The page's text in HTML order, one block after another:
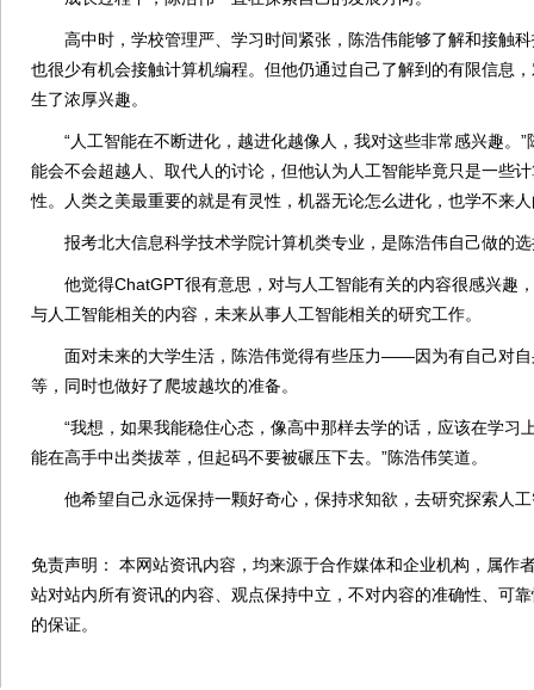
高中时，学校管理严、学习时间紧张，陈浩伟能够了解和接触科
也很少有机会接触计算机编程。但他仍通过自己了解到的有限信息
生了浓厚兴趣。
“人工智能在不断进化，越进化越像人，我对这些非常感兴趣。”
能会不会超越人、取代人的讨论，但他认为人工智能毕竟只是一些
性。人类之美最重要的就是有灵性，机器无论怎么进化，也学不来
报考北大信息科学技术学院计算机类专业，是陈浩伟自己做的选
他觉得ChatGPT很有意思，对与人工智能有关的内容很感兴趣
与人工智能相关的内容，未来从事人工智能相关的研究工作。
面对未来的大学生活，陈浩伟觉得有些压力——因为有自己对自
等，同时也做好了爬坡越坎的准备。
“我想，如果我能稳住心态，像高中那样去学的话，应该在学习
能在高手中出类拔萃，但起码不要被碾压下去。”陈浩伟笑道。
他希望自己永远保持一颗好奇心，保持求知欲，去研究探索人工
免责声明： 本网站资讯内容，均来源于合作媒体和企业机构，属作
站对站内所有资讯的内容、观点保持中立，不对内容的准确性、可
的保证。